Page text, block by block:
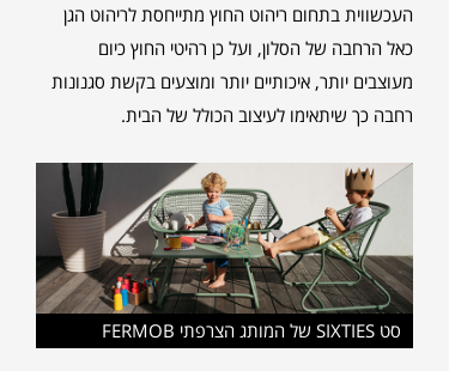
העכשווית בתחום ריהוט החוץ מתייחסת לריהוט הגן
כאל הרחבה של הסלון, ועל כן רהיטי החוץ כיום
מעוצבים יותר, איכותיים יותר ומוצעים בקשת סגנונות
רחבה כך שיתאימו לעיצוב הכולל של הבית.
סט SIXTIES של המותג הצרפתי FERMOB